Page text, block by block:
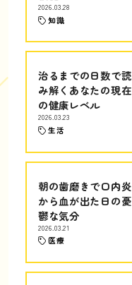
2026.03.28
知識
治るまでの日数で読
み解くあなたの現在
の健康レベル
2026.03.23
生活
朝の歯磨きで口内炎
から血が出た日の憂
鬱な気分
2026.03.21
医療